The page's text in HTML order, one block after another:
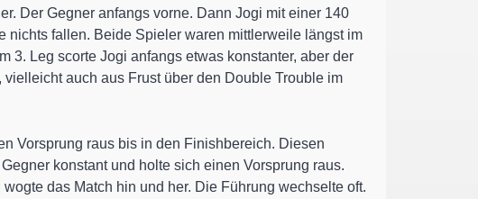
Der Gegner anfangs vorne. Dann Jogi mit einer 140
nichts fallen. Beide Spieler waren mittlerweile längst im
3. Leg scorte Jogi anfangs etwas konstanter, aber der
auch aus Frust über den Double Trouble im
Vorsprung raus bis in den Finishbereich. Diesen
konstant und holte sich einen Vorsprung raus.
das Match hin und her. Die Führung wechselte oft.